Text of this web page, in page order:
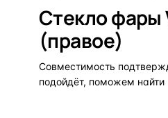
Стекло фары
(правое)
Совместимость
подойдёт, поможем найти